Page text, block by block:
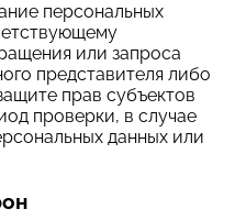
персональных
или запроса
представителя либо
прав субъектов
проверки, в случае
данных или